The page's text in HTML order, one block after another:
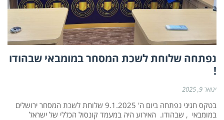
נפתחה שלוחת לשכת המסחר במומבאי שבהודו
!
ינואר 9, 2025
בטקס חגיגי נפתחה ביום ה' 9.1.2025 שלוחת לשכת המסחר ירושלים
במומבאי , שבהודו. האירוע היה במעמד קונסול הכללי של ישראל